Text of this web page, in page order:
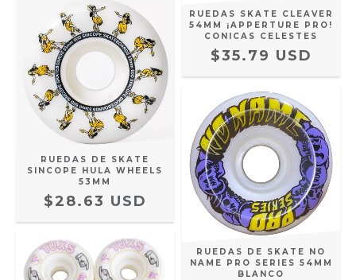
RUEDAS SKATE CLEAVER
54MM ¡APPERTURE PRO!
CONICAS CELESTES
$35.79 USD
RUEDAS DE SKATE
SINCOPE HULA WHEELS
53MM
$28.63 USD
RUEDAS DE SKATE NO
NAME PRO SERIES 54MM
BLANCO